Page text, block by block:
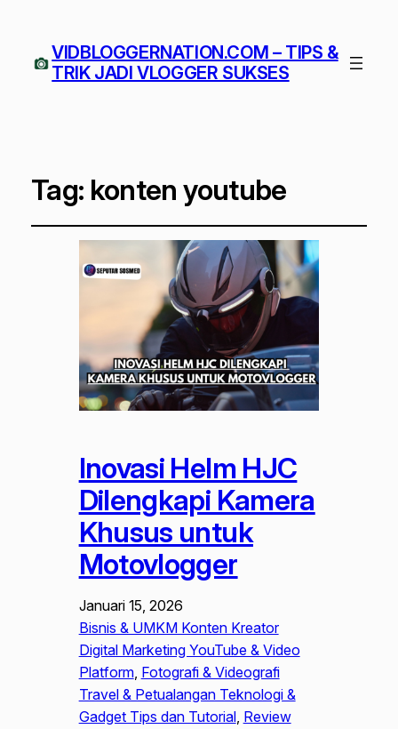
VIDBLOGGERNATION.COM – TIPS &
TRIK JADI VLOGGER SUKSES
Tag: konten youtube
Inovasi Helm HJC
Dilengkapi Kamera
Khusus untuk
Motovlogger
Januari 15, 2026
Bisnis & UMKM Konten Kreator
Digital Marketing YouTube & Video
Platform, Fotografi & Videografi
Travel & Petualangan Teknologi &
Gadget Tips dan Tutorial, Review